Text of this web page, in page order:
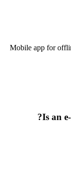
Mobile app for
Is an